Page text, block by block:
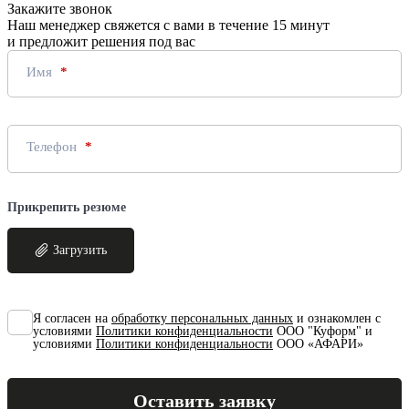
Закажите звонок
Наш менеджер свяжется с вами в течение 15 минут
и предложит решения под вас
Имя
Телефон
Прикрепить резюме
Загрузить
Я согласен на обработку персональных данных и ознакомлен с
условиями Политики конфиденциальности ООО "Куформ" и
условиями Политики конфиденциальности ООО «АФАРИ»